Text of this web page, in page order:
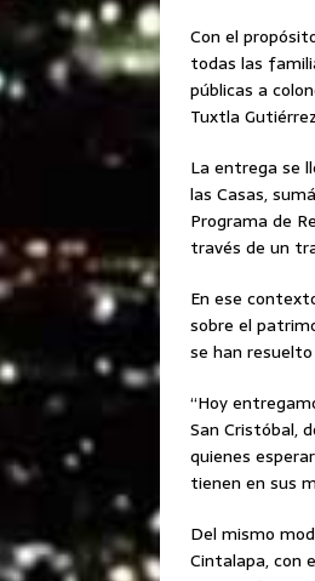
Con el
todas las
públicas a
Tuxtla
La entrega se
las Casas,
Programa de
través de un
En ese
sobre el
se han
“Hoy
San Cristóbal,
quienes
tienen en sus
Del mismo
Cintalapa, con